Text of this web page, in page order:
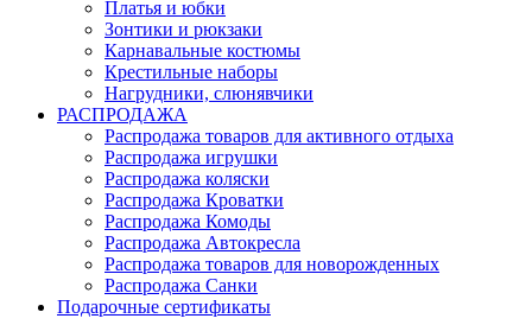
Платья и юбки
Зонтики и рюкзаки
Карнавальные костюмы
Крестильные наборы
Нагрудники, слюнявчики
РАСПРОДАЖА
Распродажа товаров для активного отдыха
Распродажа игрушки
Распродажа коляски
Распродажа Кроватки
Распродажа Комоды
Распродажа Автокресла
Распродажа товаров для новорожденных
Распродажа Санки
Подарочные сертификаты